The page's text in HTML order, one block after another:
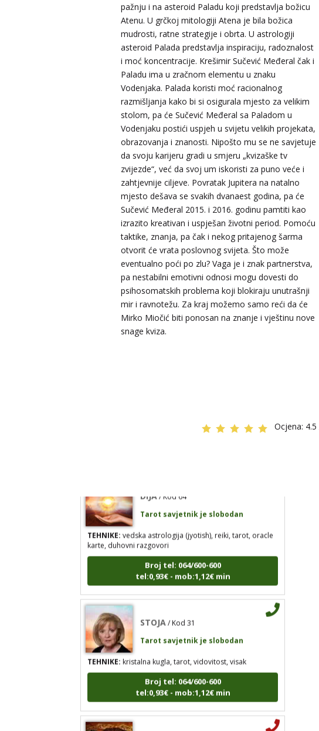
pažnju i na asteroid Paladu koji predstavlja božicu
Atenu. U grčkoj mitologiji Atena je bila božica
mudrosti, ratne strategije i obrta. U astrologiji
asteroid Palada predstavlja inspiraciju, radoznalost
i moć koncentracije. Krešimir Sučević Međeral čak i
Paladu ima u zračnom elementu u znaku
Vodenjaka. Palada koristi moć racionalnog
razmišljanja kako bi si osigurala mjesto za velikim
stolom, pa će Sučević Međeral sa Paladom u
Vodenjaku postići uspjeh u svijetu velikih projekata,
obrazovanja i znanosti. Nipošto mu se ne savjetuje
da svoju karijeru gradi u smjeru „kvizaške tv
zvijezde“, već da svoj um iskoristi za puno veće i
zahtjevnije ciljeve. Povratak Jupitera na natalno
mjesto dešava se svakih dvanaest godina, pa će
Sučević Međeral 2015. i 2016. godinu pamtiti kao
izrazito kreativan i uspješan životni period. Pomoću
taktike, znanja, pa čak i nekog pritajenog šarma
otvorit će vrata poslovnog svijeta. Što može
eventualno poći po zlu? Vaga je i znak partnerstva,
pa nestabilni emotivni odnosi mogu dovesti do
psihosomatskih problema koji blokiraju unutrašnji
mir i ravnotežu. Za kraj možemo samo reći da će
Mirko Miočić biti ponosan na znanje i vještinu nove
snage kviza.
Ocjena:
TINA
/ Kod 16
Tarot savjetnik je slobodan
psihološki razgovori, sudbinske karte, tarot,
tumačenje snova
Broj tel: 064/600-600
tel:0,93€ - mob:1,12€ min
Broj tel: 064/600-600
tel:0,93€ - mob:1,12€ min
Tarot savjetnik je slobodan
TEHNIKE:vedska astrologija (jyotish), reiki, tarot, oracle
karte, duhovni razgovori
Broj tel: 064/600-600
tel:0,93€ - mob:1,12€ min
Tarot savjetnik je slobodan
TEHNIKE:kristalna kugla, tarot, vidovitost, visak
Broj tel: 064/600-600
tel:0,93€ - mob:1,12€ min